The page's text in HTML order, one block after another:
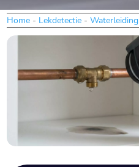
Home - Lekdetectie -Waterleiding